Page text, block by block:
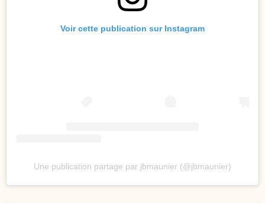
Voir cette publication sur Instagram
Une publication partage par jbmaunier (@jbmaunier)